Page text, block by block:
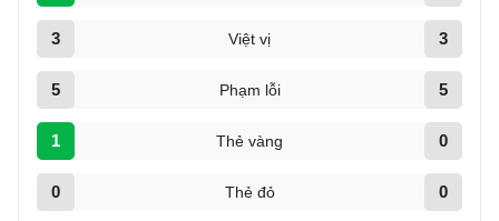
3 Việt vị 3
5 Phạm lỗi 5
1 Thẻ vàng 0
0 Thẻ đỏ 0